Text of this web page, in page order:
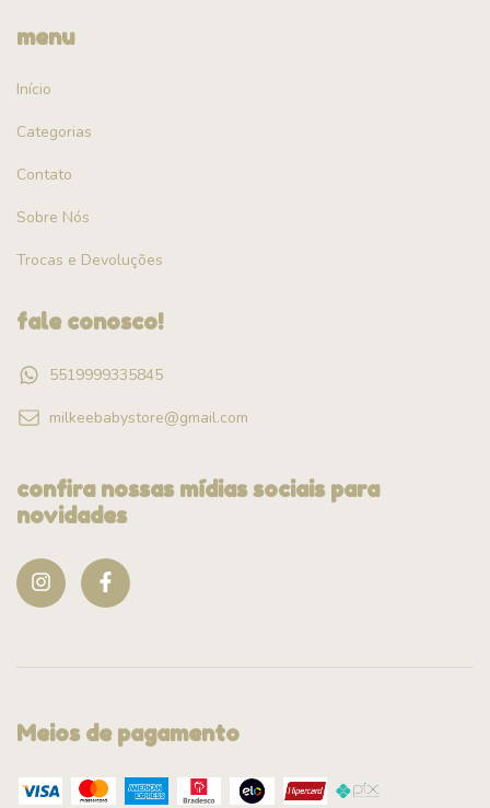
menu
Início
Categorias
Contato
Sobre Nós
Trocas e Devoluções
fale conosco!
5519999335845
milkeebabystore@gmail.com
confira nossas mídias sociais para
novidades
Meios de pagamento